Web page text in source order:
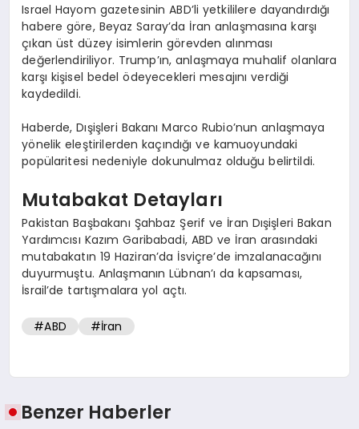
Israel Hayom gazetesinin ABD’li yetkililere dayandırdığı
habere göre, Beyaz Saray’da İran anlaşmasına karşı
çıkan üst düzey isimlerin görevden alınması
değerlendiriliyor. Trump’ın, anlaşmaya muhalif olanlara
karşı kişisel bedel ödeyecekleri mesajını verdiği
kaydedildi.
Haberde, Dışişleri Bakanı Marco Rubio’nun anlaşmaya
yönelik eleştirilerden kaçındığı ve kamuoyundaki
popülaritesi nedeniyle dokunulmaz olduğu belirtildi.
Mutabakat Detayları
Pakistan Başbakanı Şahbaz Şerif ve İran Dışişleri Bakan
Yardımcısı Kazım Garibabadi, ABD ve İran arasındaki
mutabakatın 19 Haziran’da İsviçre’de imzalanacağını
duyurmuştu. Anlaşmanın Lübnan’ı da kapsaması,
İsrail’de tartışmalara yol açtı.
#ABD #İran
Benzer Haberler